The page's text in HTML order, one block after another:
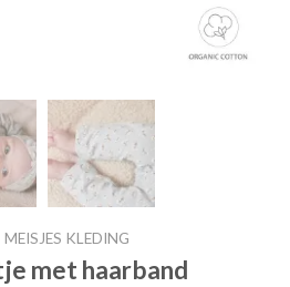
MEISJES KLEDING
met haarband